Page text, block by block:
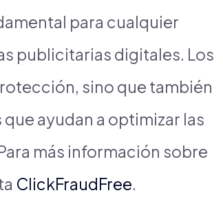
para cualquier
publicitarias digitales. Los
sino que también
ayudan a optimizar las
más información sobre
ClickFraudFree.